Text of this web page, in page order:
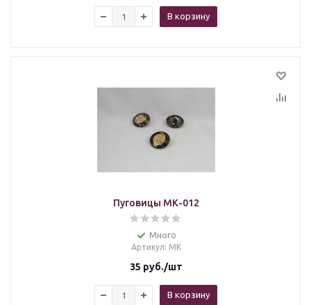
В корзину
Пуговицы МК-012
Много
Артикул: МК
35 руб./шт
В корзину